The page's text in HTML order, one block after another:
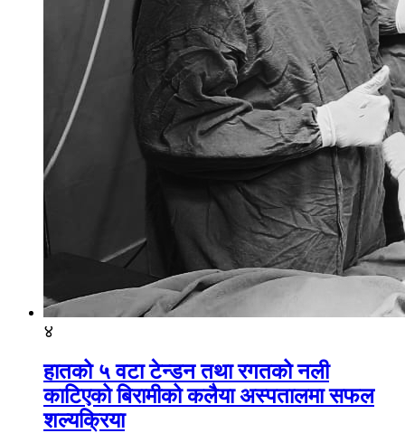
४
हातको ५ वटा टेन्डन तथा रगतको नली
काटिएको बिरामीको कलैया अस्पतालमा सफल
शल्यक्रिया